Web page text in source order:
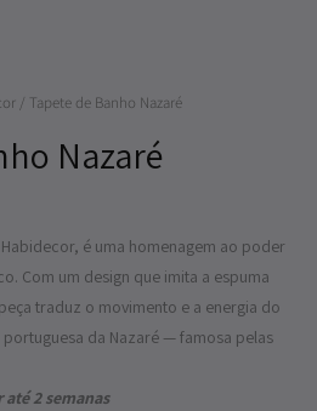
/ Tapete de Banho Nazaré
Nazaré
é uma homenagem ao poder
Com um design que imita a espuma
traduz o movimento e a energia do
da Nazaré — famosa pelas
2 semanas